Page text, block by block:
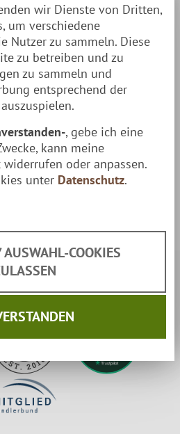
Cilindro Modellen
Ofenreling
& Herstellerkontakt
wir Dienste von Dritten,
um verschiedene
Nutzer zu sammeln. Diese
zu betreiben und zu
zu sammeln und
entsprechend der
, gebe ich eine
kann meine
oder anpassen.
unter Datenschutz.
COOKIES